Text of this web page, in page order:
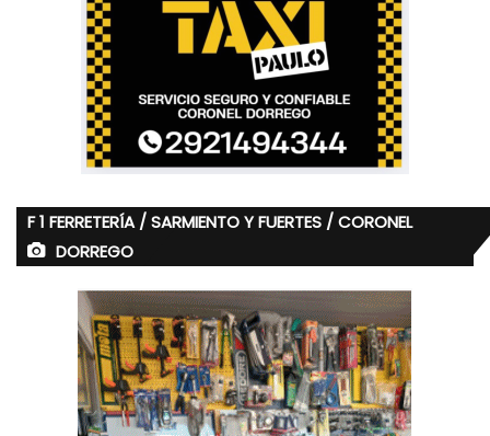
F 1 FERRETERÍA / SARMIENTO Y FUERTES / CORONEL
DORREGO